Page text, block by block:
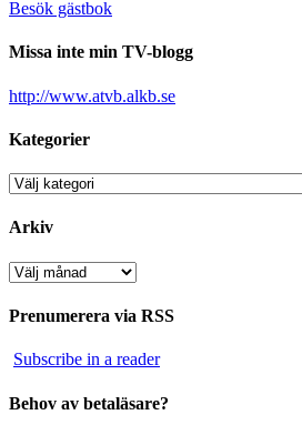
Besök gästbok
Missa inte min TV-blogg
http://www.atvb.alkb.se
Kategorier
Kategorier
Arkiv
Arkiv
Prenumerera via RSS
Subscribe in a reader
Behov av betaläsare?